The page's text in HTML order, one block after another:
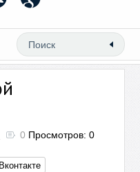
0 Просмотров: 0
Вконтакте